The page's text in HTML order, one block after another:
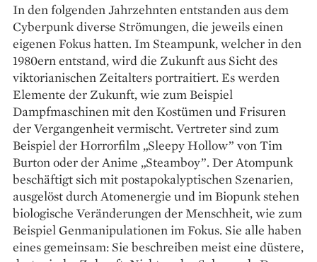
In den folgenden Jahrzehnten entstanden aus dem
Cyberpunk diverse Strömungen, die jeweils einen
eigenen Fokus hatten. Im Steampunk, welcher in den
1980ern entstand, wird die Zukunft aus Sicht des
viktorianischen Zeitalters portraitiert. Es werden
Elemente der Zukunft, wie zum Beispiel
Dampfmaschinen mit den Kostümen und Frisuren
der Vergangenheit vermischt. Vertreter sind zum
Beispiel der Horrorfilm „Sleepy Hollow” von Tim
Burton oder der Anime „Steamboy”. Der Atompunk
beschäftigt sich mit postapokalyptischen Szenarien,
ausgelöst durch Atomenergie und im Biopunk stehen
biologische Veränderungen der Menschheit, wie zum
Beispiel Genmanipulationen im Fokus. Sie alle haben
eines gemeinsam: Sie beschreiben meist eine düstere,